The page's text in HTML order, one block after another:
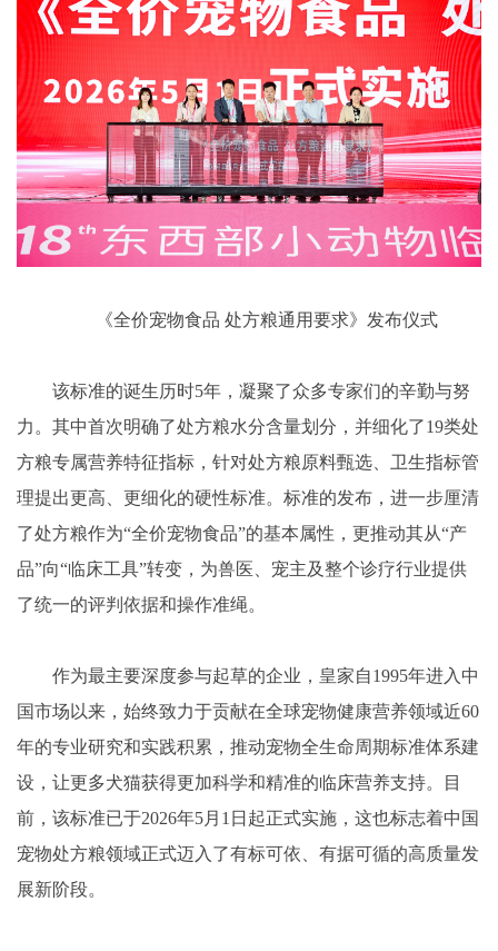
《全价宠物食品 处方粮通用要求》发布仪式
该标准的诞生历时5年，凝聚了众多专家们的辛勤与努
力。其中首次明确了处方粮水分含量划分，并细化了19类处
方粮专属营养特征指标，针对处方粮原料甄选、卫生指标管
理提出更高、更细化的硬性标准。标准的发布，进一步厘清
了处方粮作为“全价宠物食品”的基本属性，更推动其从“产
品”向“临床工具”转变，为兽医、宠主及整个诊疗行业提供
了统一的评判依据和操作准绳。
作为最主要深度参与起草的企业，皇家自1995年进入中
国市场以来，始终致力于贡献在全球宠物健康营养领域近60
年的专业研究和实践积累，推动宠物全生命周期标准体系建
设，让更多犬猫获得更加科学和精准的临床营养支持。目
前，该标准已于2026年5月1日起正式实施，这也标志着中国
宠物处方粮领域正式迈入了有标可依、有据可循的高质量发
展新阶段。